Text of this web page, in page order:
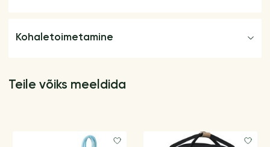
Kohaletoimetamine
Teile võiks meeldida